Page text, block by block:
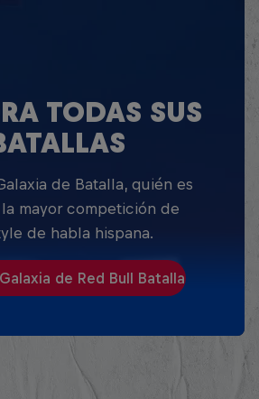
TODAS SUS
de Batalla, quién es
mayor competición de
de habla hispana.
de Red Bull Batalla